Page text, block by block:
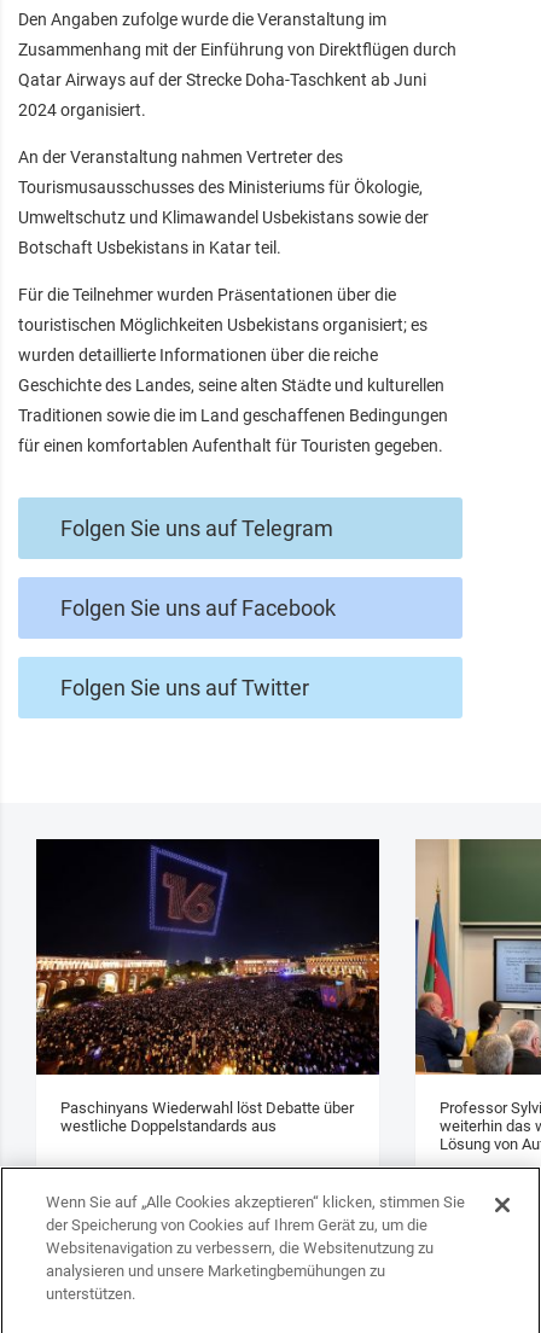
Den Angaben zufolge wurde die Veranstaltung im
Zusammenhang mit der Einführung von Direktflügen durch
Qatar Airways auf der Strecke Doha-Taschkent ab Juni
2024 organisiert.
An der Veranstaltung nahmen Vertreter des
Tourismusausschusses des Ministeriums für Ökologie,
Umweltschutz und Klimawandel Usbekistans sowie der
Botschaft Usbekistans in Katar teil.
Für die Teilnehmer wurden Präsentationen über die
touristischen Möglichkeiten Usbekistans organisiert; es
wurden detaillierte Informationen über die reiche
Geschichte des Landes, seine alten Städte und kulturellen
Traditionen sowie die im Land geschaffenen Bedingungen
für einen komfortablen Aufenthalt für Touristen gegeben.
Folgen Sie uns auf Telegram
Folgen Sie uns auf Facebook
Folgen Sie uns auf Twitter
Paschinyans Wiederwahl löst Debatte über
westliche Doppelstandards aus
Professor
weiterhin das
Lösung von
Wenn Sie auf „Alle Cookies akzeptieren“ klicken, stimmen Sie
der Speicherung von Cookies auf Ihrem Gerät zu, um die
Websitenavigation zu verbessern, die Websitenutzung zu
analysieren und unsere Marketingbemühungen zu
unterstützen.